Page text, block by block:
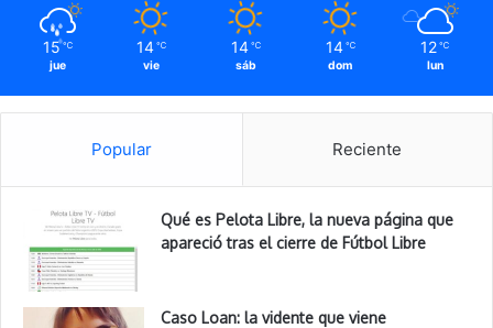
15 ℃
jue
14 ℃
vie
14 ℃
sáb
14 ℃
dom
12 ℃
lun
Popular Reciente
Qué es Pelota Libre, la nueva página que
apareció tras el cierre de Fútbol Libre
Caso Loan: la vidente que viene